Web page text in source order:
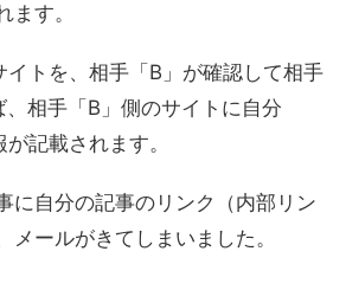
ます。
イトを、相手「B」が確認して相手
、相手「B」側のサイトに自分
が記載されます。
に自分の記事のリンク（内部リン
メールがきてしまいました。